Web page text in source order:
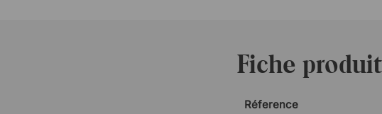
Fiche produit
Réference